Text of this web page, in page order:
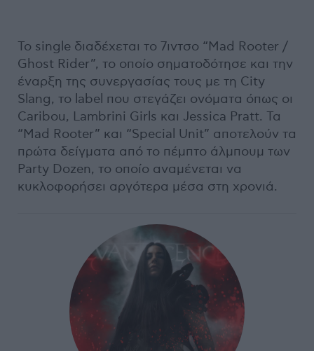
Το single διαδέχεται το 7ιντσο “Mad Rooter /
Ghost Rider”, το οποίο σηματοδότησε και την
έναρξη της συνεργασίας τους με τη City
Slang, το label που στεγάζει ονόματα όπως οι
Caribou, Lambrini Girls και Jessica Pratt. Τα
“Mad Rooter” και “Special Unit” αποτελούν τα
πρώτα δείγματα από το πέμπτο άλμπουμ των
Party Dozen, το οποίο αναμένεται να
κυκλοφορήσει αργότερα μέσα στη χρονιά.